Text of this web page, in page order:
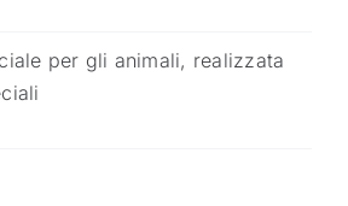
per gli animali, realizzata